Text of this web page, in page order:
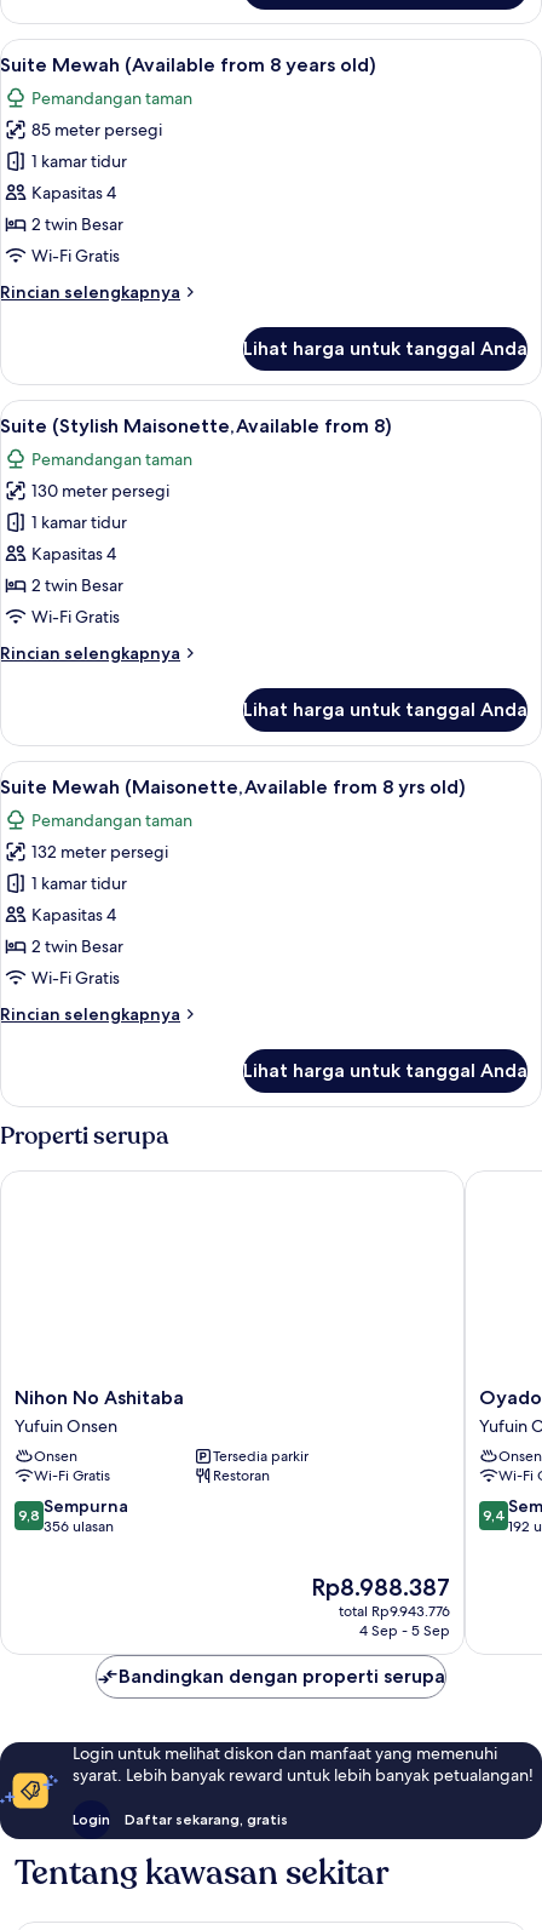
Suite
(Stylish,Available
from
years
old)
Lihat
semua
foto
untuk
Suite
Mewah
(Available
from
years
Suite Mewah (Available from 8
7
Suite Mewah (Available from 8 years old)
Pemandangan taman
85 meter persegi
1 kamar tidur
Kapasitas 4
2 twin Besar
Wi-Fi Gratis
Rincian selengkapnya
Rincian
Suite
Mewah
(Available
from
8
years
old)
Lihat harga untuk tanggal Anda
Lihat
semua
foto
untuk
Suite
(Stylish
Maisonette,Available
from
Suite (Stylish Maisonette,Available
8
Suite (Stylish Maisonette,Available from 8)
Pemandangan taman
130 meter persegi
1 kamar tidur
Kapasitas 4
2 twin Besar
Wi-Fi Gratis
Rincian selengkapnya
Rincian
Suite
(Stylish
Maisonette,Available
from
8)
Lihat harga untuk tanggal Anda
Lihat
semua
foto
untuk
Suite
Mewah
(Maisonette,Available
from
yrs
Suite Mewah (Maisonette,Available
7
Suite Mewah (Maisonette,Available from 8 yrs old)
Pemandangan taman
132 meter persegi
1 kamar tidur
Kapasitas 4
2 twin Besar
Wi-Fi Gratis
Rincian selengkapnya
Rincian
Suite
Mewah
(Maisonette,Available
from
8
Lihat harga untuk tanggal Anda
Properti serupa
Nihon
No
Ashitaba
Yufuin
Onsen
Nihon No Ashitaba
Yufuin Onsen
Onsen
Tersedia parkir
Wi-Fi Gratis
Restoran
9.8
dari
9,8 Sempurna
356 ulasan
Harga
sekarang
Rp8.988.387
Rp8.988.387
total Rp9.943.776
4 Sep - 5 Sep
Nihon No Ashitaba
Oyado
Ichizen
Yufuin
Onsen
Yufuin
Onsen
Wi-Fi
9.4
dari
9,4
192
Oyado
Bandingkan dengan properti serupa
Login untuk melihat diskon dan manfaat yang memenuhi
syarat. Lebih banyak reward untuk lebih banyak petualangan!
Login Daftar sekarang, gratis
Tentang kawasan sekitar